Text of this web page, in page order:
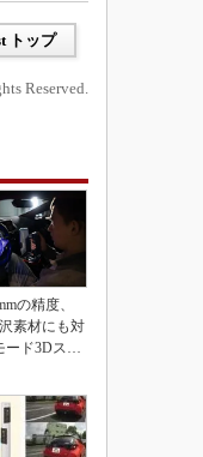
トップ
Reserved.
の精度、
素材にも対
ード3Dスキ